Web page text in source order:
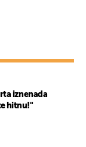
iznenada
hitnu!"